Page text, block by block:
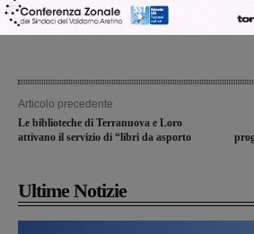
Articolo precedente
Le biblioteche di Terranuova e Loro
attivano il servizio di “libri da asporto
Ultime Notizie